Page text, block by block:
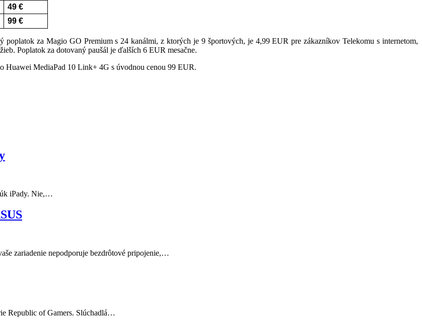
49 €
99 €
za Magio GO Premium s 24 kanálmi, z ktorých je 9 športových, je 4,99 EUR pre zákazníkov Telekomu s internetom,
Poplatok za dotovaný paušál je ďalších 6 EUR mesačne.
Huawei MediaPad 10 Link+ 4G s úvodnou cenou 99 EUR.
iPady. Nie,…
zariadenie nepodporuje bezdrôtové pripojenie,…
Republic of Gamers. Slúchadlá…